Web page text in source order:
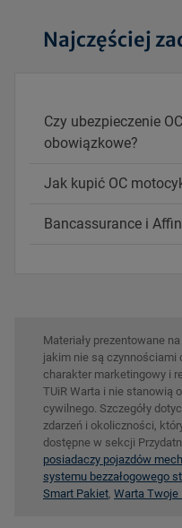
Najczęściej
Czy ubezpieczenie
obowiązkowe?
Jak kupić OC
Bancassurance i
Materiały prezentowane
jakim nie są czynnościami
charakter marketingowy i
TUiR Warta i nie stanowią
cywilnego. Szczegóły
zdarzeń i okoliczności,
dostępne w sekcji
posiadaczy pojazdów
systemu bezzałogowego
Smart Pakiet, Warta Twoje